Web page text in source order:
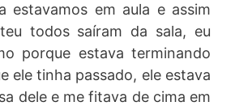
estavamos em aula e assim
todos saíram da sala, eu
porque estava terminando
ele tinha passado, ele estava
dele e me fitava de cima em